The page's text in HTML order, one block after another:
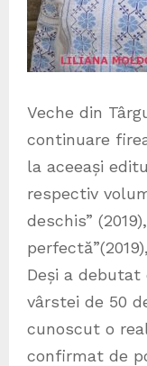
Veche din
continuare
la aceeași
respectiv
deschis”
Deși a
vârstei de 50
cunoscut o
confirmat de